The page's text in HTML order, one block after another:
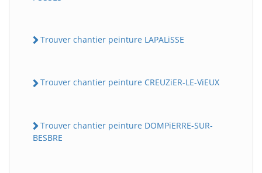
Trouver chantier peinture LAPALiSSE
Trouver chantier peinture CREUZiER-LE-ViEUX
Trouver chantier peinture DOMPiERRE-SUR-
BESBRE